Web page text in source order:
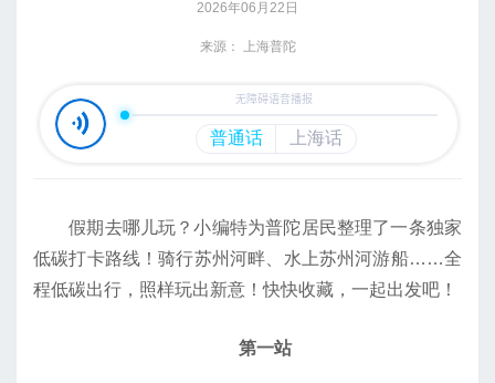
2026年06月22日
来源： 上海普陀
假期去哪儿玩？小编特为普陀居民整理了一条独家
低碳打卡路线！骑行苏州河畔、水上苏州河游船……全
程低碳出行，照样玩出新意！快快收藏，一起出发吧！
第一站